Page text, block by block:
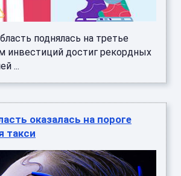
поднялась на третье
инвестиций достиг рекордных
...
оказалась на пороге
такси